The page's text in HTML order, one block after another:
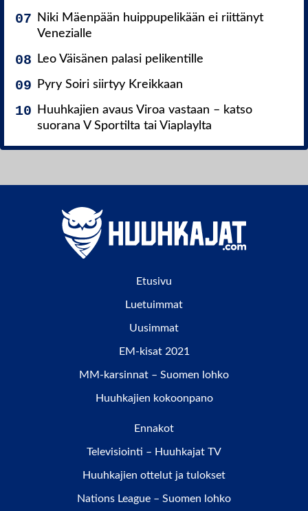
Niki Mäenpään huippupelikään ei riittänyt
Venezialle
Leo Väisänen palasi pelikentille
Pyry Soiri siirtyy Kreikkaan
Huuhkajien avaus Viroa vastaan – katso
suorana V Sportilta tai Viaplaylta
Etusivu
Luetuimmat
Uusimmat
EM-kisat 2021
MM-karsinnat – Suomen lohko
Huuhkajien kokoonpano
Ennakot
Televisiointi – Huuhkajat TV
Huuhkajien ottelut ja tulokset
Nations League – Suomen lohko